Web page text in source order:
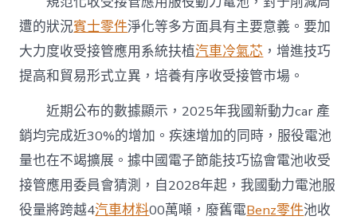
范
廢
舊
動
力
電
池
收
受
接
管
應
用〉
中
遭的狀況賓士零件淨化等多方面具有主要意義。要加
大力度收受接管應用系統扶植汽車冷氣芯 ，增進技巧
提高和貿易形式立異，培養有序收受接管市場。
近期公布的數據顯示，2025年我國新動力car 產
銷均完成近30%的增加。疾速增加的同時，服役電池
量也在不竭擴展。據中國電子節能技巧協會電池收受
接管應用委員會猜測，自2028年起，我國動力電池服
役量將跨越4汽車材料00萬噸，廢舊電Benz零件池收